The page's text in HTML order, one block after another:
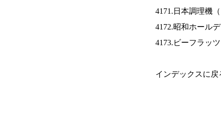
4171.日本調理機（
4172.昭和ホール
4173.ビーフラッ
インデックスに戻